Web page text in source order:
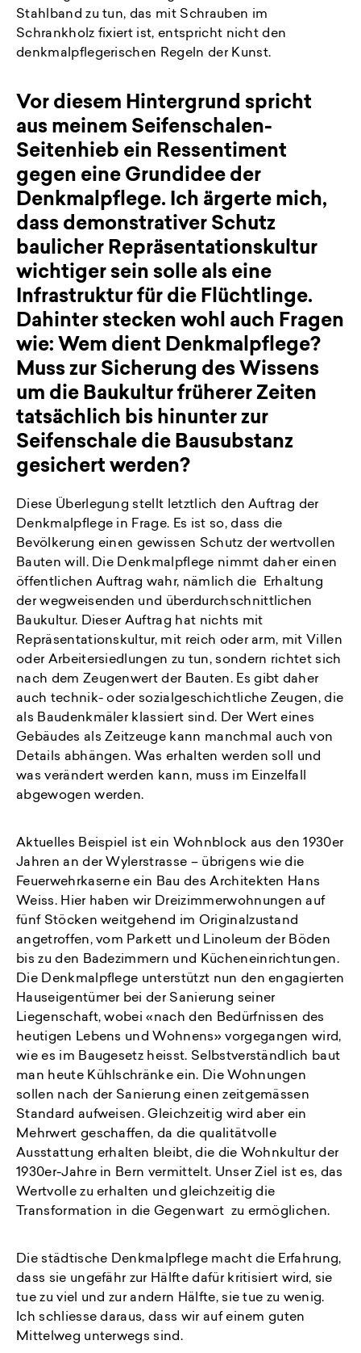
Stahlband zu tun, das mit Schrauben im
Schrankholz fixiert ist, entspricht nicht den
denkmalpflegerischen Regeln der Kunst.
Vor diesem Hintergrund spricht
aus meinem Seifenschalen-
Seitenhieb ein Ressentiment
gegen eine Grundidee der
Denkmalpflege. Ich ärgerte mich,
dass demonstrativer Schutz
baulicher Repräsentationskultur
wichtiger sein solle als eine
Infrastruktur für die Flüchtlinge.
Dahinter stecken wohl auch Fragen
wie: Wem dient Denkmalpflege?
Muss zur Sicherung des Wissens
um die Baukultur früherer Zeiten
tatsächlich bis hinunter zur
Seifenschale die Bausubstanz
gesichert werden?
Diese Überlegung stellt letztlich den Auftrag der
Denkmalpflege in Frage. Es ist so, dass die
Bevölkerung einen gewissen Schutz der wertvollen
Bauten will. Die Denkmalpflege nimmt daher einen
öffentlichen Auftrag wahr, nämlich die Erhaltung
der wegweisenden und überdurchschnittlichen
Baukultur. Dieser Auftrag hat nichts mit
Repräsentationskultur, mit reich oder arm, mit Villen
oder Arbeitersiedlungen zu tun, sondern richtet sich
nach dem Zeugenwert der Bauten. Es gibt daher
auch technik- oder sozialgeschichtliche Zeugen, die
als Baudenkmäler klassiert sind. Der Wert eines
Gebäudes als Zeitzeuge kann manchmal auch von
Details abhängen. Was erhalten werden soll und
was verändert werden kann, muss im Einzelfall
abgewogen werden.
Aktuelles Beispiel ist ein Wohnblock aus den 1930er
Jahren an der Wylerstrasse – übrigens wie die
Feuerwehrkaserne ein Bau des Architekten Hans
Weiss. Hier haben wir Dreizimmerwohnungen auf
fünf Stöcken weitgehend im Originalzustand
angetroffen, vom Parkett und Linoleum der Böden
bis zu den Badezimmern und Kücheneinrichtungen.
Die Denkmalpflege unterstützt nun den engagierten
Hauseigentümer bei der Sanierung seiner
Liegenschaft, wobei «nach den Bedürfnissen des
heutigen Lebens und Wohnens» vorgegangen wird,
wie es im Baugesetz heisst. Selbstverständlich baut
man heute Kühlschränke ein. Die Wohnungen
sollen nach der Sanierung einen zeitgemässen
Standard aufweisen. Gleichzeitig wird aber ein
Mehrwert geschaffen, da die qualitätvolle
Ausstattung erhalten bleibt, die die Wohnkultur der
1930er-Jahre in Bern vermittelt. Unser Ziel ist es, das
Wertvolle zu erhalten und gleichzeitig die
Transformation in die Gegenwart zu ermöglichen.
Die städtische Denkmalpflege macht die Erfahrung,
dass sie ungefähr zur Hälfte dafür kritisiert wird, sie
tue zu viel und zur andern Hälfte, sie tue zu wenig.
Ich schliesse daraus, dass wir auf einem guten
Mittelweg unterwegs sind.